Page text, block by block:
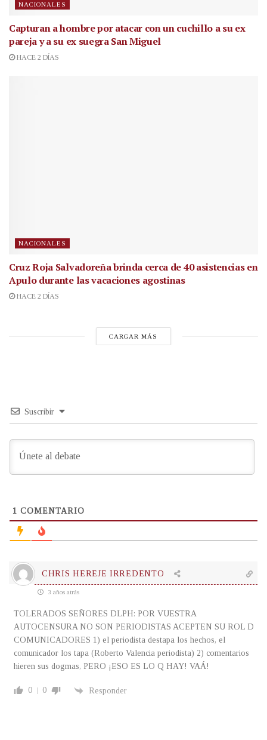
NACIONALES
Capturan a hombre por atacar con un cuchillo a su ex
pareja y a su ex suegra San Miguel
HACE 2 DÍAS
NACIONALES
Cruz Roja Salvadoreña brinda cerca de 40 asistencias en
Apulo durante las vacaciones agostinas
HACE 2 DÍAS
CARGAR MÁS
Suscribir
1 COMENTARIO
CHRIS HEREJE IRREDENTO
3 años atrás
TOLERADOS SEÑORES DLPH: POR VUESTRA
AUTOCENSURA NO SON PERIODISTAS ACEPTEN SU ROL D
COMUNICADORES 1) el periodista destapa los hechos, el
comunicador los tapa (Roberto Valencia periodista) 2) comentarios
hieren sus dogmas, PERO ¡ESO ES LO Q HAY! VAÁ!
0 0 Responder